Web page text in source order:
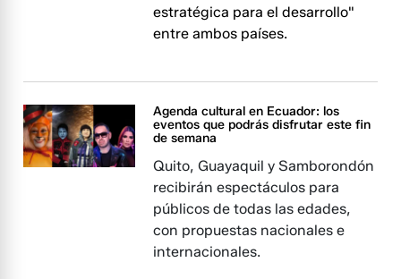
estratégica para el desarrollo"
entre ambos países.
Agenda cultural en Ecuador: los
eventos que podrás disfrutar este fin
de semana
Quito, Guayaquil y Samborondón
recibirán espectáculos para
públicos de todas las edades,
con propuestas nacionales e
internacionales.